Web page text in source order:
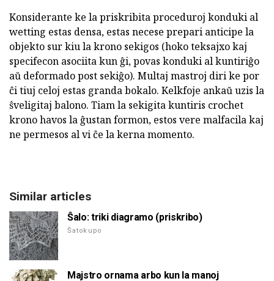
Konsiderante ke la priskribita proceduroj konduki al
wetting estas densa, estas necese prepari anticipe la
objekto sur kiu la krono sekigos (hoko teksajxo kaj
specifecon asociita kun ĝi, povas konduki al kuntiriĝo
aŭ deformado post sekiĝo). Multaj mastroj diri ke por
ĉi tiuj celoj estas granda bokalo. Kelkfoje ankaŭ uzis la
ŝveligitaj balono. Tiam la sekigita kuntiris crochet
krono havos la ĝustan formon, estos vere malfacila kaj
ne permesos al vi ĉe la kerna momento.
Similar articles
Ŝalo: triki diagramo (priskribo)
Ŝatokupo
Majstro ornama arbo kun la manoj